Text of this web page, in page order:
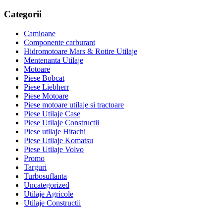
Categorii
Camioane
Componente carburant
Hidromotoare Mars & Rotire Utilaje
Mentenanta Utilaje
Motoare
Piese Bobcat
Piese Liebherr
Piese Motoare
Piese motoare utilaje si tractoare
Piese Utilaje Case
Piese Utilaje Constructii
Piese utilaje Hitachi
Piese Utilaje Komatsu
Piese Utilaje Volvo
Promo
Targuri
Turbosuflanta
Uncategorized
Utilaje Agricole
Utilaje Constructii